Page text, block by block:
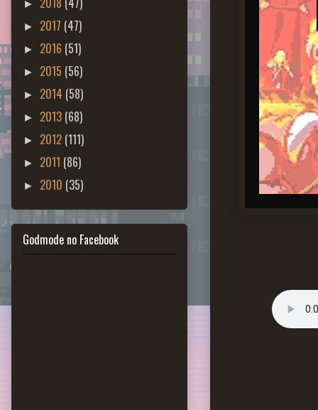
►
► 2017 (47)
► 2016 (51)
► 2015 (56)
► 2014 (58)
► 2013 (68)
► 2012 (111)
► 2011 (86)
► 2010 (35)
Godmode no Facebook